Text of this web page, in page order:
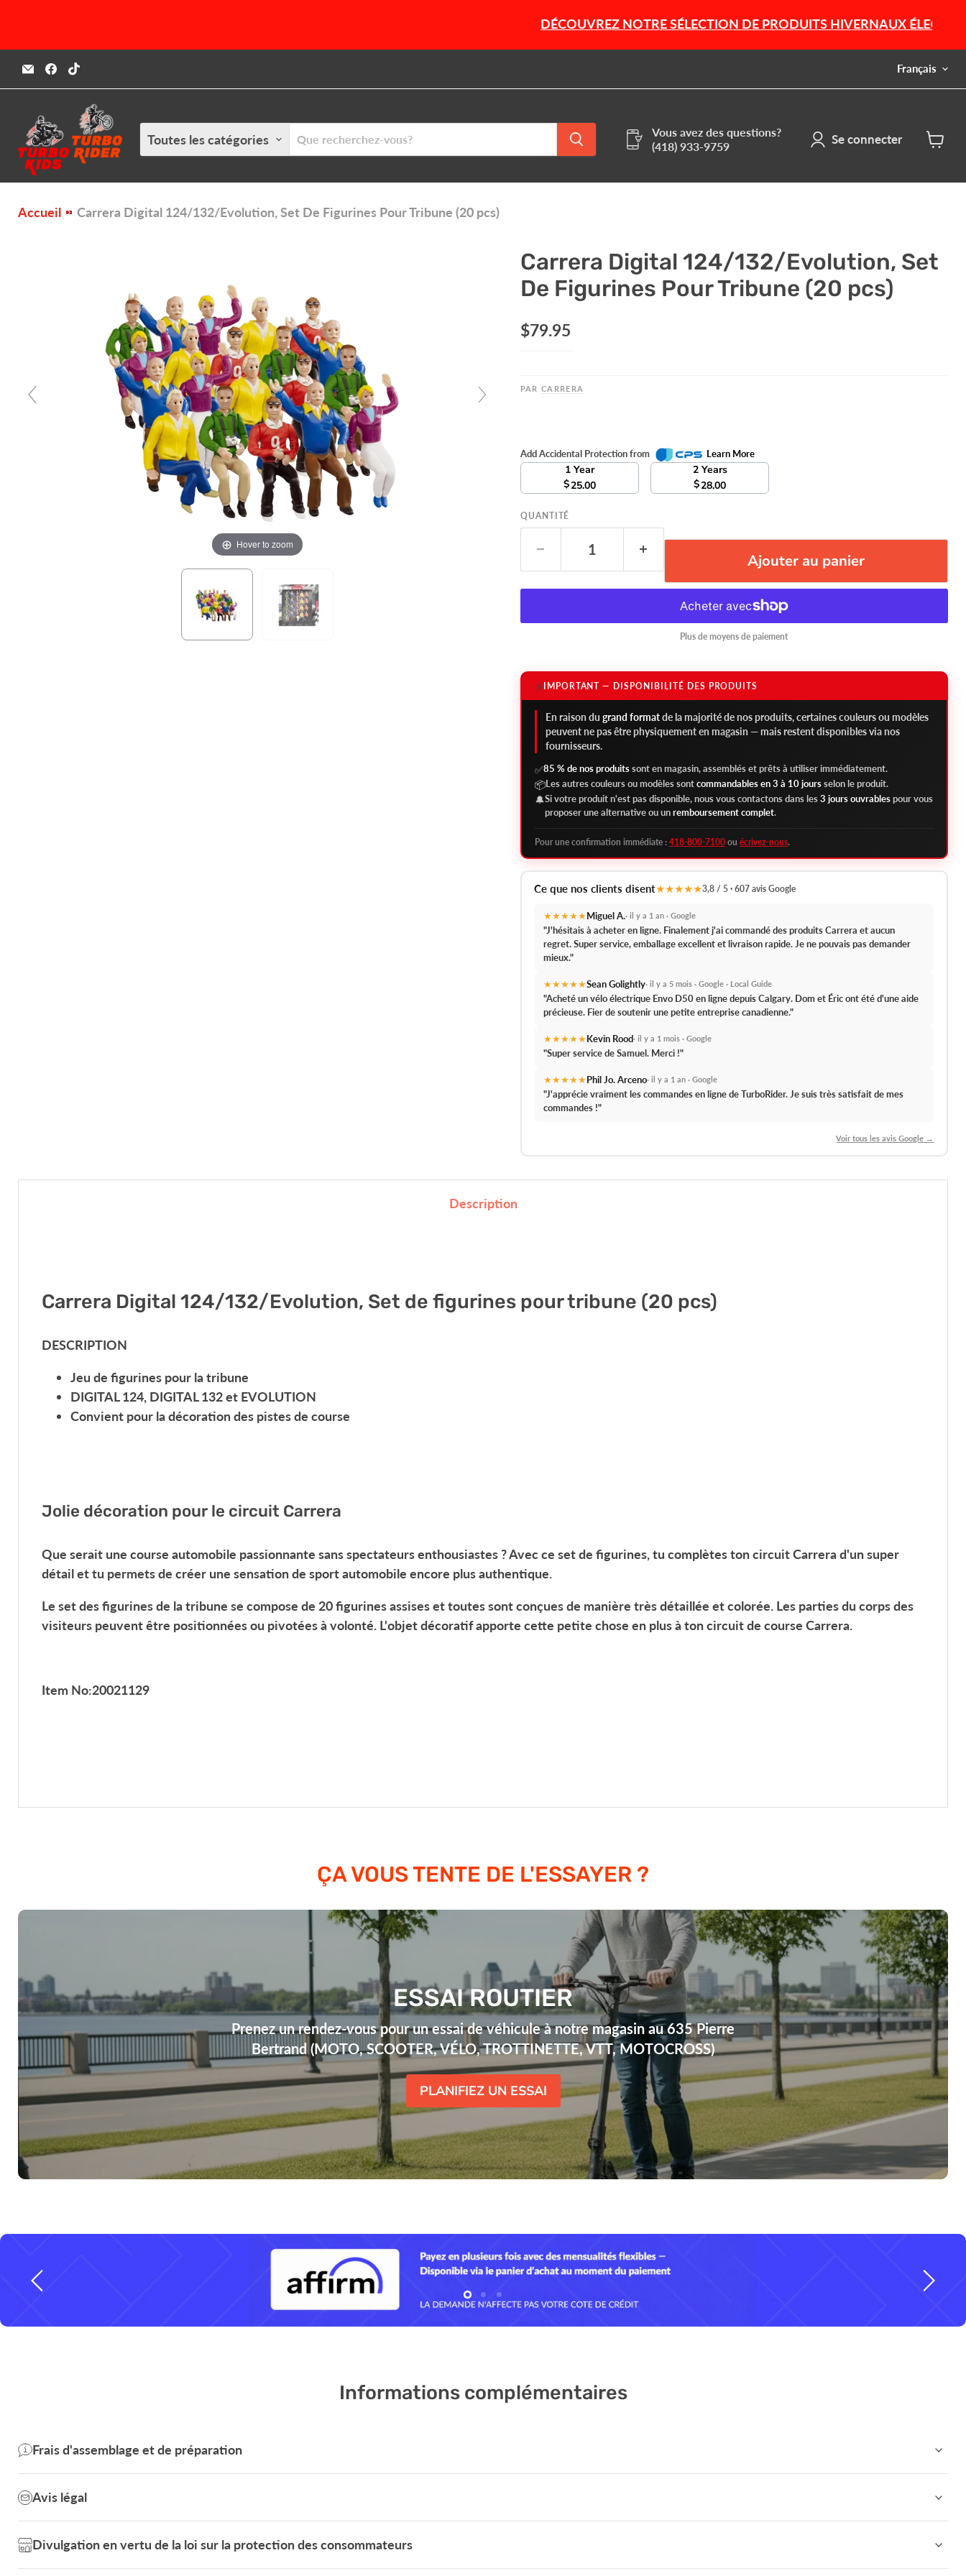
DÉCOUVREZ NOTRE SÉLECTION DE PRODUITS HIVERNAUX ÉLECTRIQUES ET À
Email
Turbokids.ca
Trouvez-
nous
sur
Facebook
sur
TikTok
Langue
Français
Toutes les catégories
Vous avez des questions?
(418) 933-9759
Se connecter
panier
Accueil
Carrera Digital 124/132/Evolution, Set De Figurines Pour Tribune (20 pcs)
Hover to zoom
Carrera Digital 124/132/Evolution, Set
De Figurines Pour Tribune (20 pcs)
PARCARRERA
$79.95
Add Accidental Protection from Learn More
1 Year
$25.00
2 Years
$28.00
QUANTITÉ
Ajouter au panier
Plus de moyens de paiement
⚡ IMPORTANT — DISPONIBILITÉ DES PRODUITS
En raison du grand formatde la majorité de nos produits, certaines couleurs ou modèles
peuvent ne pas être physiquement en magasin — mais restent disponibles via nos
fournisseurs.
✅85 % de nos produitssont en magasin, assemblés et prêts à utiliser immédiatement.
📦Les autres couleurs ou modèles sontcommandables en 3 à 10 joursselon le produit.
🔔Si votre produit n'est pas disponible, nous vous contactons dans les3 jours ouvrablespour vous
proposer une alternative ou unremboursement complet.
Pour une confirmation immédiate : 418-800-7100ou écrivez-nous.
Ce que nos clients disent★★★★★3,8 / 5 · 607 avis Google
★★★★★Miguel A.· il y a 1 an · Google
"J'hésitais à acheter en ligne. Finalement j'ai commandé des produits Carrera et aucun
regret.Super service, emballage excellent et livraison rapide.Je ne pouvais pas demander
mieux."
★★★★★Sean Golightly· il y a 5 mois · Google · Local Guide
"Acheté un vélo électrique Envo D50 en ligne depuis Calgary. Dom et Éric ont été d'une aide
précieuse. Fier de soutenir une petite entreprise canadienne."
★★★★★Kevin Rood· il y a 1 mois · Google
"Super service de Samuel. Merci !"
★★★★★Phil Jo. Arceno· il y a 1 an · Google
"J'apprécie vraiment les commandes en ligne de TurboRider.Je suis très satisfait de mes
commandes !"
Voir tous les avis Google →
Description
Carrera Digital 124/132/Evolution, Set de figurines pour tribune (20 pcs)
DESCRIPTION
Jeu de figurines pour la tribune
DIGITAL 124, DIGITAL 132 et EVOLUTION
Convient pour la décoration des pistes de course
Jolie décoration pour le circuit Carrera
Que serait une course automobile passionnante sans spectateurs enthousiastes ? Avec ce set de figurines, tu complètes ton circuit Carrera d'un super
détail et tu permets de créer une sensation de sport automobile encore plus authentique.
Le set des figurines de la tribune se compose de 20 figurines assises et toutes sont conçues de manière très détaillée et colorée. Les parties du corps des
visiteurs peuvent être positionnées ou pivotées à volonté. L'objet décoratif apporte cette petite chose en plus à ton circuit de course Carrera.
Item No:20021129
ÇA VOUS TENTE DE L'ESSAYER ?
ESSAI ROUTIER
Prenez un rendez-vous pour un essai de véhicule à notre magasin au 635 Pierre
Bertrand (MOTO, SCOOTER, VÉLO, TROTTINETTE, VTT, MOTOCROSS)
PLANIFIEZ UN ESSAI
Diapositive
Diapositive
Diapositive
Informations complémentaires
Frais d'assemblage et de préparation
Avis légal
Divulgation en vertu de la loi sur la protection des consommateurs